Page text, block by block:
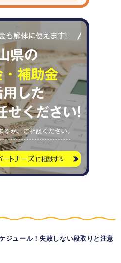
ジュール！失敗しない段取りと注意